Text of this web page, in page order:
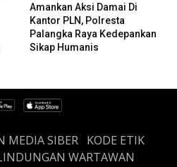
Amankan Aksi Damai Di
Kantor PLN, Polresta
Palangka Raya Kedepankan
Sikap Humanis
MEDIA SIBER
KODE ETIK
WARTAWAN